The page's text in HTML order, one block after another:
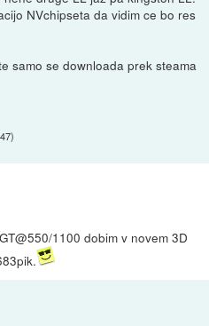
NVchipseta da vidim ce bo res
samo se downloada prek steama
)
1100 dobim v novem 3D